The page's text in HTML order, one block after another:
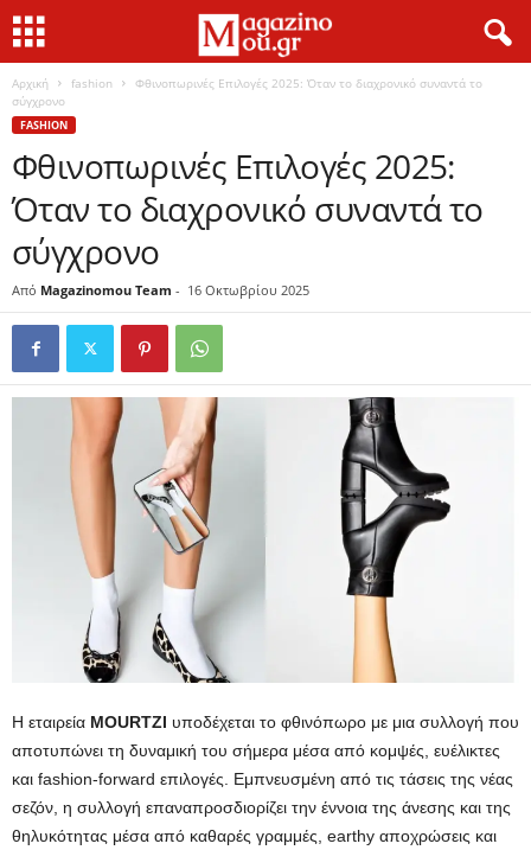
Αρχική fashion
Φθινοπωρινές Επιλογές 2025: Όταν το διαχρονικό συναντά το
σύγχρονο
FASHION
Φθινοπωρινές Επιλογές 2025:
Όταν το διαχρονικό συναντά το
σύγχρονο
Από Magazinomou Team - 16 Οκτωβρίου 2025
Η εταιρεία MOURTZI υποδέχεται το φθινόπωρο με μια συλλογή που
αποτυπώνει τη δυναμική του σήμερα μέσα από κομψές, ευέλικτες
και fashion-forward επιλογές. Εμπνευσμένη από τις τάσεις της νέας
σεζόν, η συλλογή επαναπροσδιορίζει την έννοια της άνεσης και της
θηλυκότητας μέσα από καθαρές γραμμές, earthy αποχρώσεις και